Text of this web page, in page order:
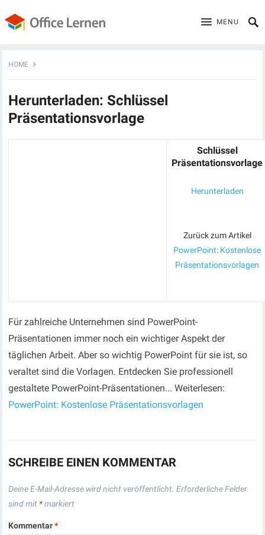
MENU
HOME
Herunterladen: Schlüssel
Präsentationsvorlage
Schlüssel
Präsentationsvorlage
Herunterladen
Zurück zum Artikel
PowerPoint: Kostenlose
Präsentationsvorlagen
Für zahlreiche Unternehmen sind PowerPoint-
Präsentationen immer noch ein wichtiger Aspekt der
täglichen Arbeit. Aber so wichtig PowerPoint für sie ist, so
veraltet sind die Vorlagen. Entdecken Sie professionell
gestaltete PowerPoint-Präsentationen... Weiterlesen:
PowerPoint: Kostenlose Präsentationsvorlagen
SCHREIBE EINEN KOMMENTAR
Deine E-Mail-Adresse wird nicht veröffentlicht. Erforderliche Felder
sind mit *markiert
Kommentar*